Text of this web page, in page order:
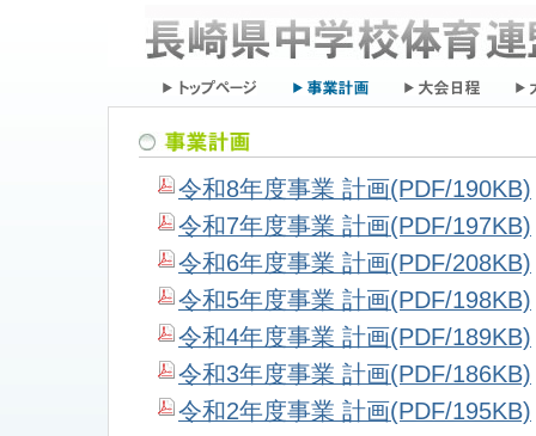
令和8年度事業 計画(PDF/190KB)
令和7年度事業 計画(PDF/197KB)
令和6年度事業 計画(PDF/208KB)
令和5年度事業 計画(PDF/198KB)
令和4年度事業 計画(PDF/189KB)
令和3年度事業 計画(PDF/186KB)
令和2年度事業 計画(PDF/195KB)